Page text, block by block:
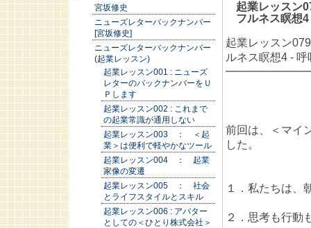
起業レッスン
フルネス瞑想
起業レッスン
ルネス瞑想4 -
前回は、＜マイ
した。
１．私たちは、
２．思考も行動
宮坂修史
ニューズレターバックナンバー
[宮坂修史]
ニューズレターバックナンバー
(起業レッスン)
起業レッスン001 : ニューズ
レターのバックナンバーをＵ
Ｐします
起業レッスン002 : これまで
の起業常識が通用しない
起業レッスン003 ： ＜起
業＞は便利で軽やかなツール
起業レッスン004 ： 起業
家像の変遷
起業レッスン005 ： 社会
とライフスタイルとスキル
起業レッスン006 : アバター
としての＜ひとり株式会社＞